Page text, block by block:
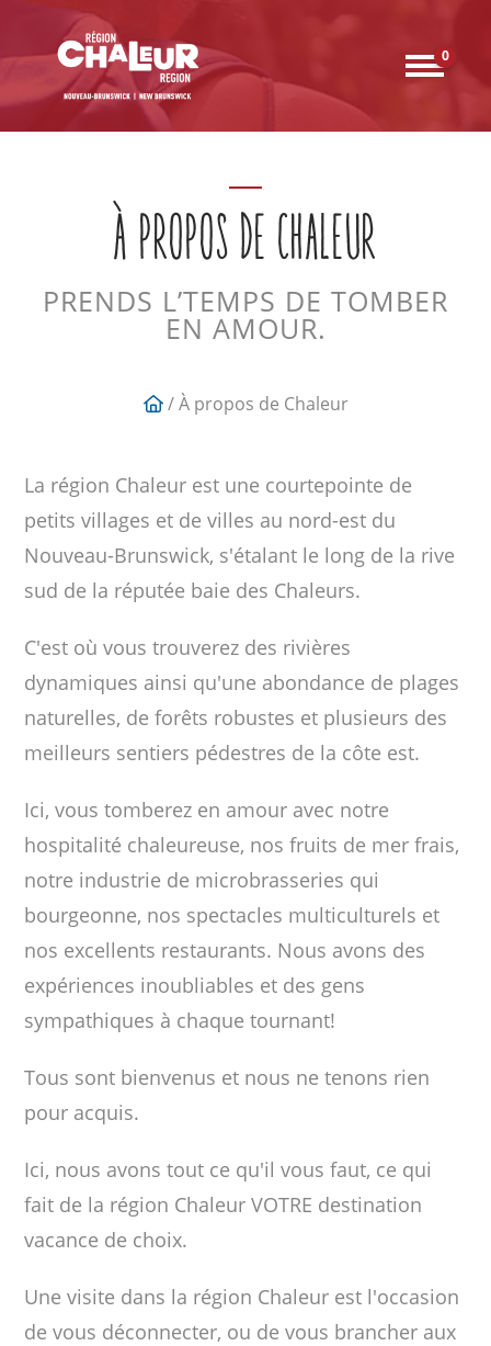
0
À PROPOS DE CHALEUR
PRENDS L’TEMPS DE TOMBER
EN AMOUR.
/ À propos de Chaleur
La région Chaleur est une courtepointe de
petits villages et de villes au nord-est du
Nouveau-Brunswick, s'étalant le long de la rive
sud de la réputée baie des Chaleurs.
C'est où vous trouverez des rivières
dynamiques ainsi qu'une abondance de plages
naturelles, de forêts robustes et plusieurs des
meilleurs sentiers pédestres de la côte est.
Ici, vous tomberez en amour avec notre
hospitalité chaleureuse, nos fruits de mer frais,
notre industrie de microbrasseries qui
bourgeonne, nos spectacles multiculturels et
nos excellents restaurants. Nous avons des
expériences inoubliables et des gens
sympathiques à chaque tournant!
Tous sont bienvenus et nous ne tenons rien
pour acquis.
Ici, nous avons tout ce qu'il vous faut, ce qui
fait de la région Chaleur VOTRE destination
vacance de choix.
Une visite dans la région Chaleur est l'occasion
de vous déconnecter, ou de vous brancher aux